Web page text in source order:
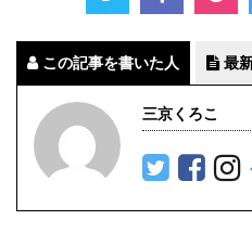
この記事を書いた人 最
三京くろこ